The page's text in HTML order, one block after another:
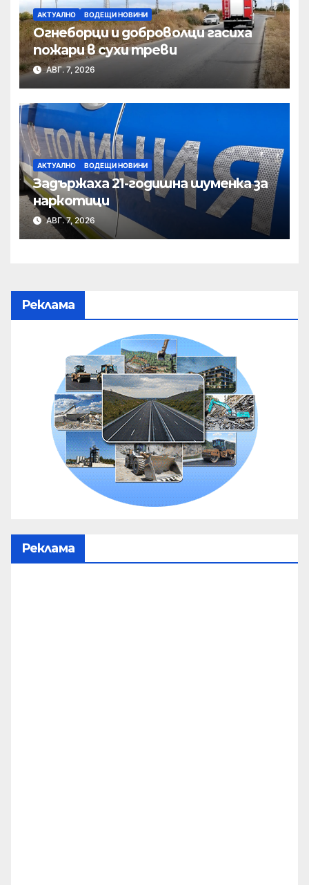
АКТУАЛНО ВОДЕЩИ НОВИНИ
Огнеборци и доброволци гасиха
пожари в сухи треви
АВГ. 7, 2026
АКТУАЛНО ВОДЕЩИ НОВИНИ
Задържаха 21-годишна шуменка за
наркотици
АВГ. 7, 2026
Реклама
Реклама